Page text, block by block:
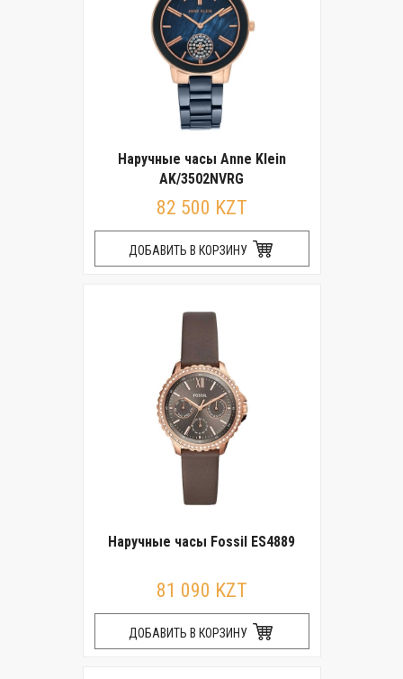
Наручные часы Anne Klein
AK/3502NVRG
82 500 KZT
ДОБАВИТЬ В КОРЗИНУ
Наручные часы Fossil ES4889
81 090 KZT
ДОБАВИТЬ В КОРЗИНУ